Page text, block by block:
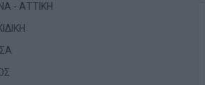
- ΑΤΤΙΚΗ